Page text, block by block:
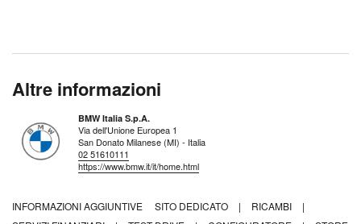
Altre informazioni
BMW Italia S.p.A.
Via dell'Unione Europea 1
San Donato Milanese (MI) - Italia
02 51610111
https://www.bmw.it/it/home.html
INFORMAZIONI AGGIUNTIVE SITO DEDICATO | RICAMBI
|